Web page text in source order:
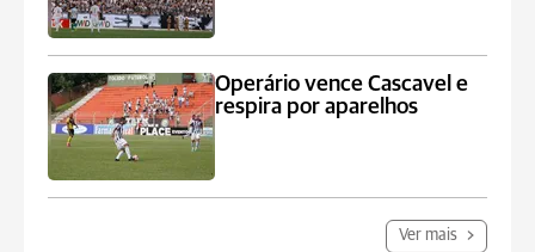
Operário vence Cascavel e
respira por aparelhos
Ver mais